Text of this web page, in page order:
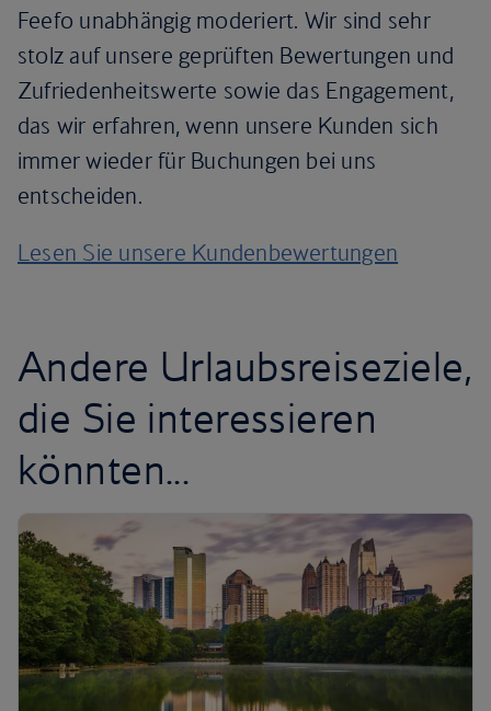
Feefo unabhängig moderiert. Wir sind sehr
stolz auf unsere geprüften Bewertungen und
Zufriedenheitswerte sowie das Engagement,
das wir erfahren, wenn unsere Kunden sich
immer wieder für Buchungen bei uns
entscheiden.
Lesen Sie unsere Kundenbewertungen
Andere Urlaubsreiseziele,
die Sie interessieren
könnten...